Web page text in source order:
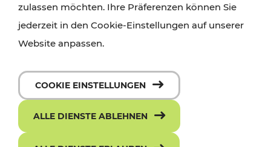
zulassen möchten. Ihre Präferenzen können Sie
jederzeit in den Cookie-Einstellungen auf unserer
Website anpassen.
COOKIE EINSTELLUNGEN
ALLE DIENSTE ABLEHNEN